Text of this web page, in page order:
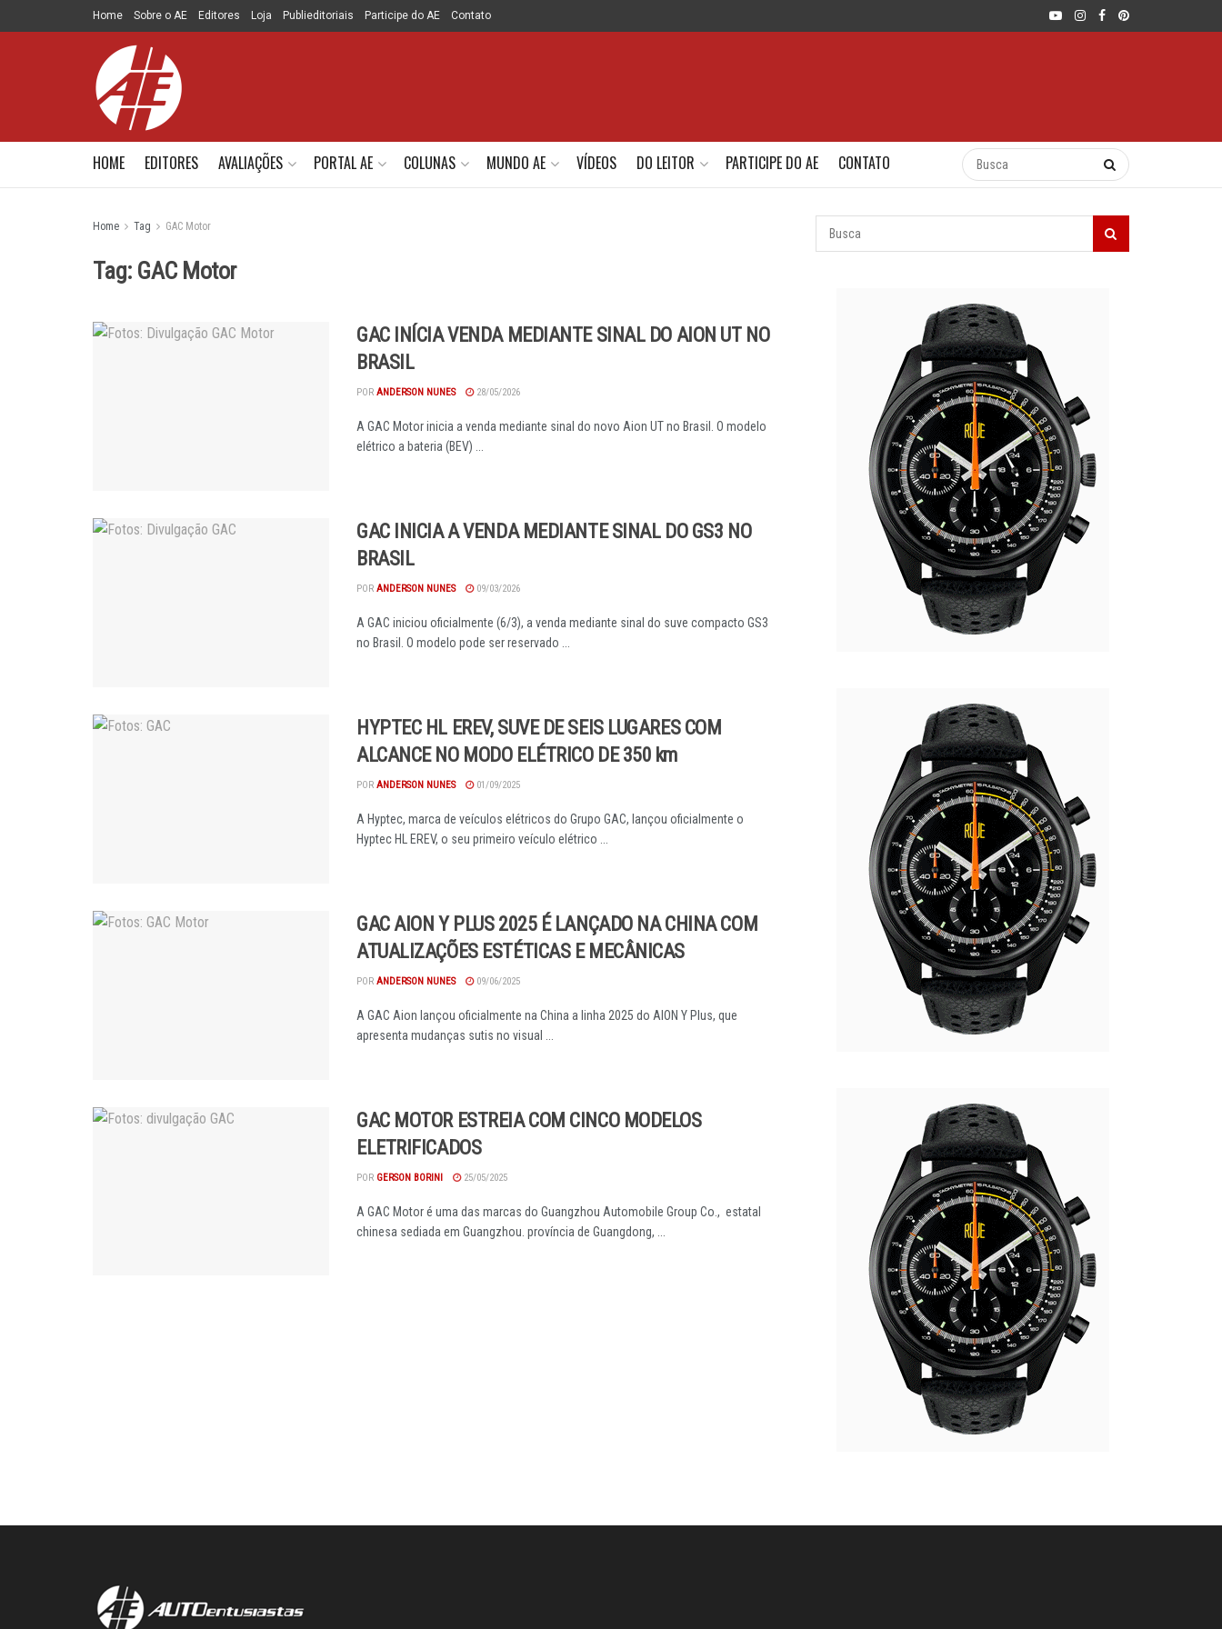
Home Sobre o AE Editores Loja Publieditoriais Participe do AE Contato
HOME EDITORES AVALIAÇÕES PORTAL AE COLUNAS MUNDO AE VÍDEOS DO LEITOR PARTICIPE DO AE CONTATO
Home Tag GAC Motor
Tag: GAC Motor
GAC INÍCIA VENDA MEDIANTE SINAL DO AION UT NO
BRASIL
POR ANDERSON NUNES 28/05/2026
A GAC Motor inicia a venda mediante sinal do novo Aion UT no Brasil. O modelo
elétrico a bateria (BEV) ...
GAC INICIA A VENDA MEDIANTE SINAL DO GS3 NO
BRASIL
POR ANDERSON NUNES 09/03/2026
A GAC iniciou oficialmente (6/3), a venda mediante sinal do suve compacto GS3
no Brasil. O modelo pode ser reservado ...
HYPTEC HL EREV, SUVE DE SEIS LUGARES COM
ALCANCE NO MODO ELÉTRICO DE 350 km
POR ANDERSON NUNES 01/09/2025
A Hyptec, marca de veículos elétricos do Grupo GAC, lançou oficialmente o
Hyptec HL EREV, o seu primeiro veículo elétrico ...
GAC AION Y PLUS 2025 É LANÇADO NA CHINA COM
ATUALIZAÇÕES ESTÉTICAS E MECÂNICAS
POR ANDERSON NUNES 09/06/2025
A GAC Aion lançou oficialmente na China a linha 2025 do AION Y Plus, que
apresenta mudanças sutis no visual ...
GAC MOTOR ESTREIA COM CINCO MODELOS
ELETRIFICADOS
POR GERSON BORINI 25/05/2025
A GAC Motor é uma das marcas do Guangzhou Automobile Group Co., estatal
chinesa sediada em Guangzhou. província de Guangdong, ...